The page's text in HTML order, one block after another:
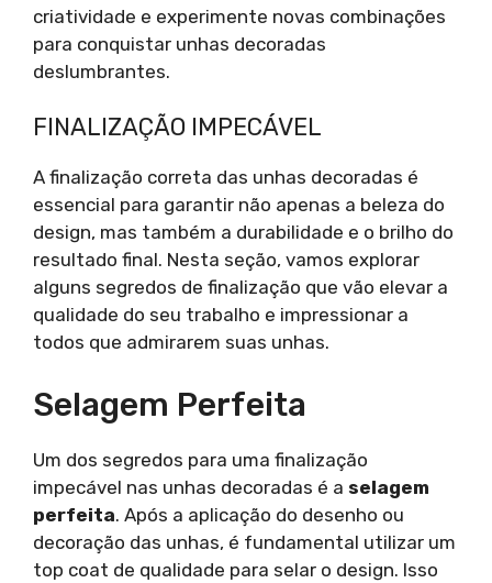
criatividade e experimente novas combinações
para conquistar unhas decoradas
deslumbrantes.
FINALIZAÇÃO IMPECÁVEL
A finalização correta das unhas decoradas é
essencial para garantir não apenas a beleza do
design, mas também a durabilidade e o brilho do
resultado final. Nesta seção, vamos explorar
alguns segredos de finalização que vão elevar a
qualidade do seu trabalho e impressionar a
todos que admirarem suas unhas.
Selagem Perfeita
Um dos segredos para uma finalização
impecável nas unhas decoradas é a selagem
perfeita. Após a aplicação do desenho ou
decoração das unhas, é fundamental utilizar um
top coat de qualidade para selar o design. Isso